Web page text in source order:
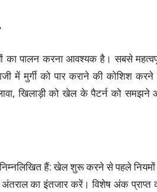
पालन करना आवश्यक है। सबसे
में मुर्गी को पार कराने की कोशिश करने
खिलाड़ी को खेल के पैटर्न को समझने
हैं: खेल शुरू करने से पहले
का इंतजार करें। विशेष अंक प्राप्त